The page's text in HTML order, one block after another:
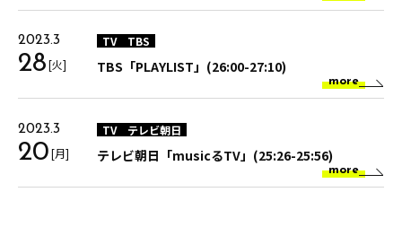
2023.3
28[火]
TV TBS
TBS「PLAYLIST」(26:00-27:10)
more
2023.3
20[月]
TV テレビ朝日
テレビ朝日「musicるTV」(25:26-25:56)
more